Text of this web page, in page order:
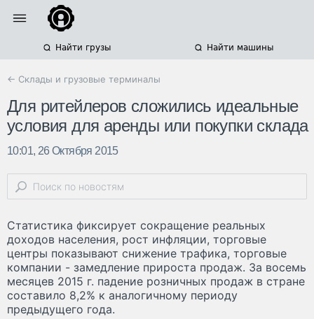
Найти грузы Найти машины
← Склады и грузовые терминалы
Для ритейлеров сложились идеальные
условия для аренды или покупки склада
10:01, 26 Октября 2015
Статистика фиксирует сокращение реальных
доходов населения, рост инфляции, торговые
центры показывают снижение трафика, торговые
компании - замедление прироста продаж. За восемь
месяцев 2015 г. падение розничных продаж в стране
составило 8,2% к аналогичному периоду
предыдущего года.